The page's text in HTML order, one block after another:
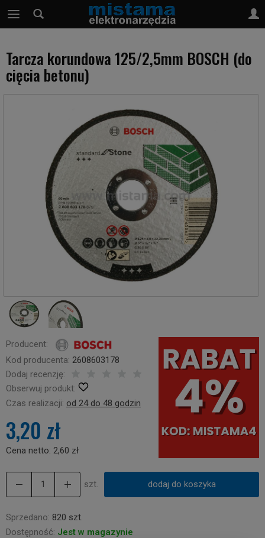
Tarcza korundowa 125/2,5mm BOSCH (do
cięcia betonu)
Producent:
Kod producenta: 2608603178
Dodaj recenzję:
Obserwuj produkt:
Czas realizacji: od 24 do 48 godzin
3,20 zł
Cena netto: 2,60 zł
szt. dodaj do koszyka
Sprzedano: 820 szt.
Dostępność: Jest w magazynie